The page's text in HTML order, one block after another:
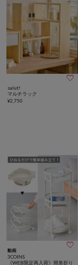

salut!
マルチラック
¥2,750
動画 
3COINS
《WEB限定再入荷》簡単折り